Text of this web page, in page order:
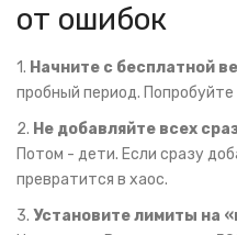
от ошибок
1. Начните с бесплатной
пробный период.
2. Не добавляйте всех
Потом - дети. Если сразу
превратится в хаос.
3. Установите лимиты на